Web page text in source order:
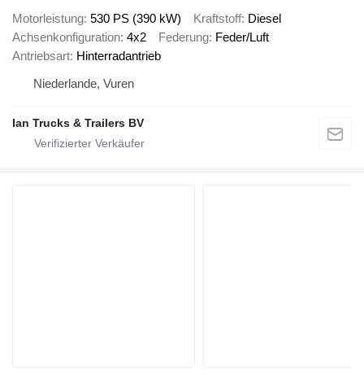
Motorleistung 530 PS (390 kW) Kraftstoff Diesel
Achsenkonfiguration 4x2 Federung Feder/Luft
Antriebsart Hinterradantrieb
Niederlande, Vuren
Ian Trucks & Trailers BV